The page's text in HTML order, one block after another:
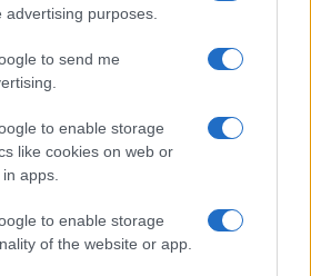
purposes.
to send me
to enable storage
like cookies on web or
apps.
to enable storage
of the website or app.